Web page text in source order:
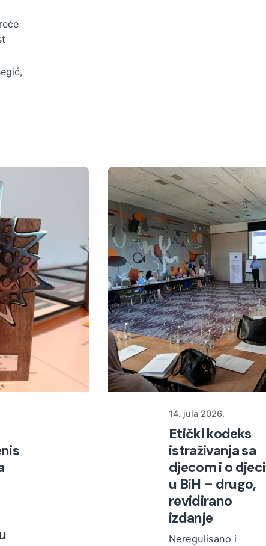
14. jula 2026.
Etički kodeks
istraživanja sa
djecom i o djeci
u BiH – drugo,
revidirano
izdanje
Neregulisano i